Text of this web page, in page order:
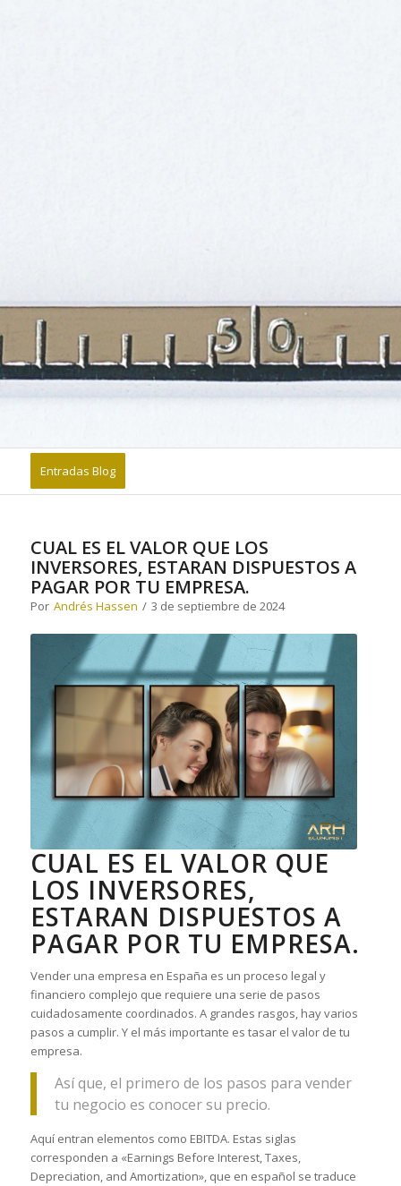
Entradas Blog
CUAL ES EL VALOR QUE LOS
INVERSORES, ESTARAN DISPUESTOS A
PAGAR POR TU EMPRESA.
Por Andrés Hassen / 3 de septiembre de 2024
CUAL ES EL VALOR QUE
LOS INVERSORES,
ESTARAN DISPUESTOS A
PAGAR POR TU EMPRESA.
Vender una empresa en España es un proceso legal y
financiero complejo que requiere una serie de pasos
cuidadosamente coordinados. A grandes rasgos, hay varios
pasos a cumplir. Y el más importante es tasar el valor de tu
empresa.
Así que, el primero de los pasos para vender
tu negocio es conocer su precio.
Aquí entran elementos como EBITDA. Estas siglas
corresponden a «Earnings Before Interest, Taxes,
Depreciation, and Amortization», que en español se traduce